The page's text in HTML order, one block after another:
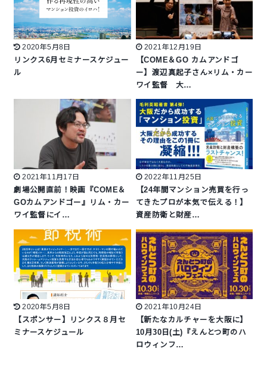
2020年5月8日
リンクス6月セミナースケジュー
ル
2021年12月19日
【COME＆GO カムアンドゴ
ー】渡辺真起子さん×リム・カー
ワイ監督 大…
2021年11月17日
劇場公開直前！映画『COME＆
GOカムアンドゴー』リム・カー
ワイ監督にイ…
2022年11月25日
【24年間マンション売買を行っ
てきたプロが本気で伝える！】
資産防衛と財産…
2020年5月8日
【スポンサー】リンクス８月セ
ミナースケジュール
2021年10月24日
【新たなカルチャーを大阪に】
10月30日(土)『えんとつ町のハ
ロウィンフ…